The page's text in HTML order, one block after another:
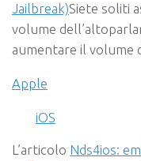
Jailbreak)Siete soliti
volume
aumentare il volume
Apple
iOS
L’articolo Nds4ios: